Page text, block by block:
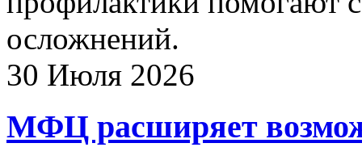
осложнений.
30 Июля 2026
МФЦ расширяет